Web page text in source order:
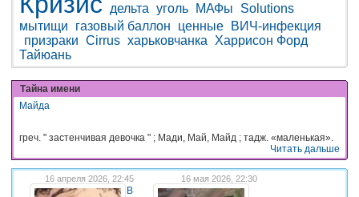
дельта уголь МАФы
Solutions
мытищи
газовый баллон ценные
ВИЧ-инфекция
призраки Cirrus харьковчанка
Харрисон Форд
Тайюань
Тайна имени
Майда
греч. " застенчивая девочка " ; Мади, Май, Майд ; тадж. «маленькая».
Читать дальше
16 апреля 2026, 22:45
В
16 мая 2026, 22:30